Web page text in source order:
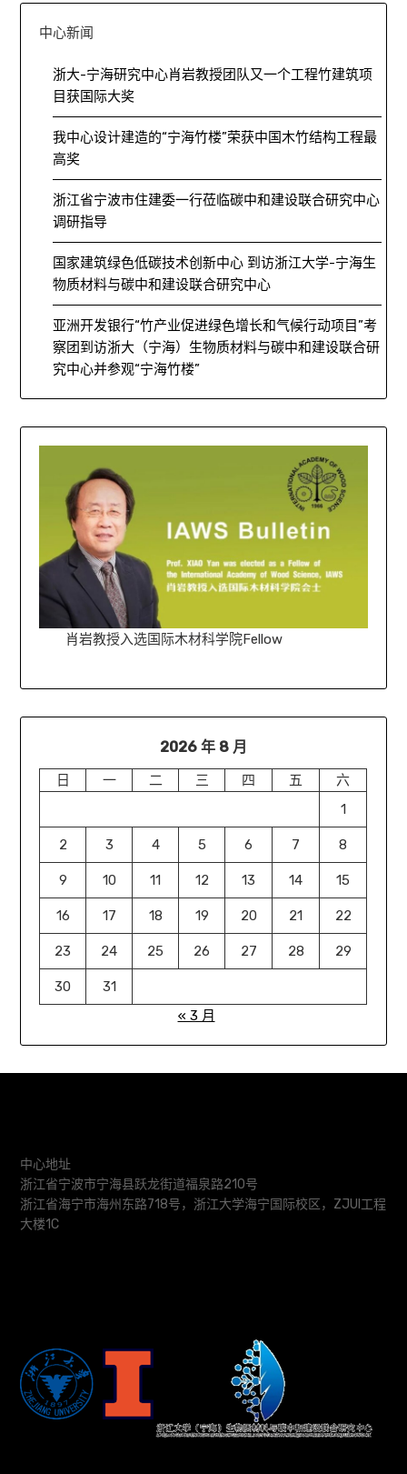
中心新闻
浙大-宁海研究中心肖岩教授团队又一个工程竹建筑项
目获国际大奖
我中心设计建造的“宁海竹楼”荣获中国木竹结构工程最
高奖
浙江省宁波市住建委一行莅临碳中和建设联合研究中心
调研指导
国家建筑绿色低碳技术创新中心 到访浙江大学-宁海生
物质材料与碳中和建设联合研究中心
亚洲开发银行“竹产业促进绿色增长和气候行动项目”考
察团到访浙大（宁海）生物质材料与碳中和建设联合研
究中心并参观“宁海竹楼”
肖岩教授入选国际木材科学院Fellow
2026 年 8 月
日 一 二 三 四 五
六
1
2 3 4 5 6 7 8
9 10 11 12 13 14 15
16 17 18 19 20 21 22
23 24 25 26 27 28 29
30
31
« 3 月
中心地址
浙江省宁波市宁海县跃龙街道福泉路210号
浙江省海宁市海州东路718号，浙江大学海宁国际校区，ZJUI工程
大楼1C